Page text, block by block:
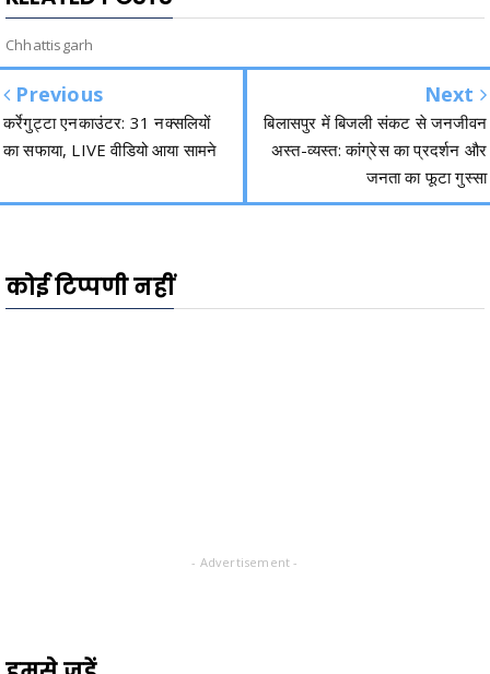
Chhattisgarh
Previous
कर्रेगुट्टा एनकाउंटर: 31 नक्सलियों
का सफाया, LIVE वीडियो आया सामने
Next
बिलासपुर में बिजली संकट से जनजीवन
अस्त-व्यस्त: कांग्रेस का प्रदर्शन और
जनता का फूटा गुस्सा
कोई टिप्पणी नहीं
- Advertisement -